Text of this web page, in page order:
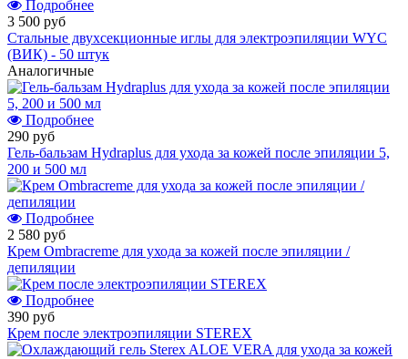
Подробнее
3 500 руб
Стальные двухсекционные иглы для электроэпиляции WYC
(ВИК) - 50 штук
Аналогичные
Подробнее
290 руб
Гель-бальзам Hydraplus для ухода за кожей после эпиляции 5,
200 и 500 мл
Подробнее
2 580 руб
Крем Ombracreme для ухода за кожей после эпиляции /
депиляции
Подробнее
390 руб
Крем после электроэпиляции STEREX